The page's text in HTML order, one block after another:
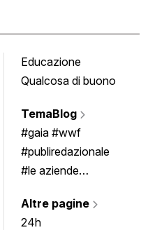
Educazione
Qualcosa di buono
TemaBlog
#gaia #wwf
#publiredazionale
#le aziende
Altre pagine
24h